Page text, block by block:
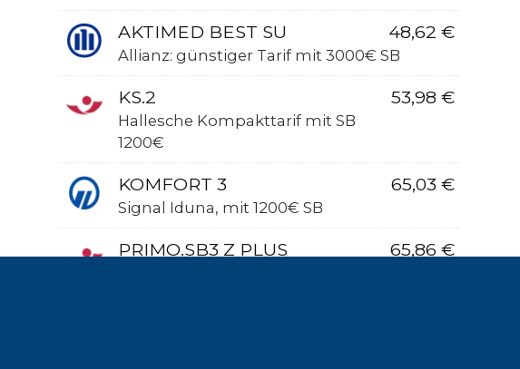
AKTIMED BEST SU 48,62 €
Allianz: günstiger Tarif mit 3000€ SB
KS.2 53,98 €
Hallesche Kompakttarif mit SB
1200€
KOMFORT 3 65,03 €
Signal Iduna, mit 1200€ SB
PRIMO.SB3 Z PLUS 65,86 €